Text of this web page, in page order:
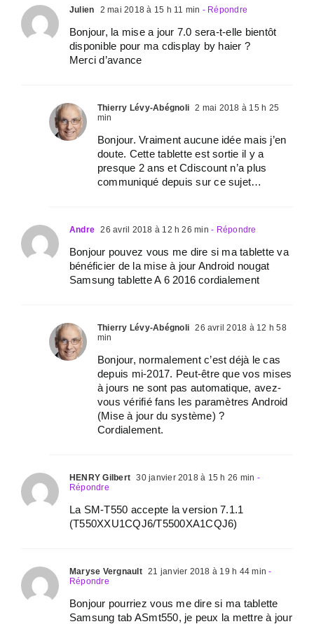
Julien 2 mai 2018 à 15 h 11 min - Répondre
Bonjour, la mise a jour 7.0 sera-t-elle bientôt
disponible pour ma cdisplay by haier ?
Merci d’avance
Thierry Lévy-Abégnoli 2 mai 2018 à 15 h 25
min
Bonjour. Vraiment aucune idée mais j’en
doute. Cette tablette est sortie il y a
presque 2 ans et Cdiscount n’a plus
communiqué depuis sur ce sujet…
Andre 26 avril 2018 à 12 h 26 min - Répondre
Bonjour pouvez vous me dire si ma tablette va
bénéficier de la mise à jour Android nougat
Samsung tablette A 6 2016 cordialement
Thierry Lévy-Abégnoli 26 avril 2018 à 12 h 58
min
Bonjour, normalement c’est déjà le cas
depuis mi-2017. Peut-être que vos mises
à jours ne sont pas automatique, avez-
vous vérifié fans les paramètres Android
(Mise à jour du système) ?
Cordialement.
HENRY Gilbert 30 janvier 2018 à 15 h 26 min -
Répondre
La SM-T550 accepte la version 7.1.1
(T550XXU1CQJ6/T5500XA1CQJ6)
Maryse Vergnault 21 janvier 2018 à 19 h 44 min -
Répondre
Bonjour pourriez vous me dire si ma tablette
Samsung tab ASmt550, je peux la mettre à jour